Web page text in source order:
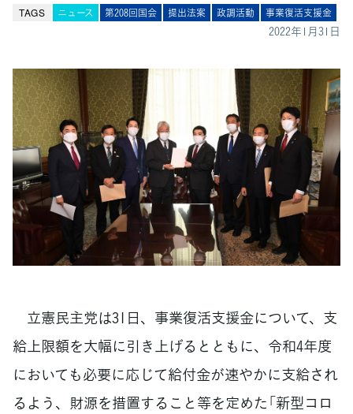
TAGS ニュース 第208回国会 提出法案 政調活動 事業復活支援金
2022年1月31日
立憲民主党は31日、事業復活支援金について、支
給上限額を大幅に引き上げるとともに、令和4年度
においても必要に応じて給付金が速やかに支給され
るよう、財源を措置すること等を定めた「新型コロ